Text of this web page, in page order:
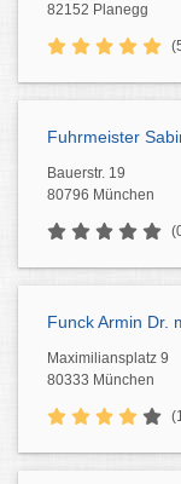
82152 Planegg
Fuhrmeister
Bauerstr. 19
80796 München
Funck Armin Dr.
Maximiliansplatz 9
80333 München